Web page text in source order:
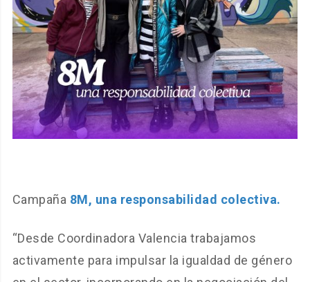
Campaña 8M, una responsabilidad colectiva.
“Desde Coordinadora Valencia trabajamos
activamente para impulsar la igualdad de género